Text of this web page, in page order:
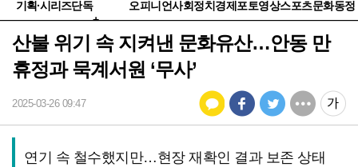
기획·시리즈단독
+
오피니언사회정치 경제 포토영상스포츠문화동정
산불 위기 속 지켜낸 문화유산…안동 만
휴정과 묵계서원 ‘무사’
2025-03-26 09:47
연기 속 철수했지만…현장 재확인 결과 보존 상태